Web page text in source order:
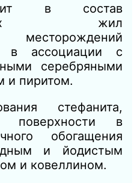
в состав
жил
месторождений
в ассоциации с
серебряными
и пиритом.
стефанита,
поверхности в
обогащения
и йодистым
и ковеллином.